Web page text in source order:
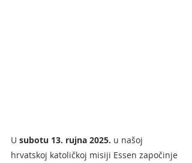
U subotu 13. rujna 2025. u našoj
hrvatskoj katoličkoj misiji Essen započinje